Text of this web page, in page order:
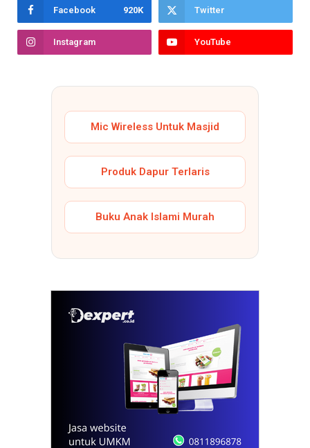
Facebook 920K Twitter
Instagram YouTube
Mic Wireless Untuk Masjid
Produk Dapur Terlaris
Buku Anak Islami Murah